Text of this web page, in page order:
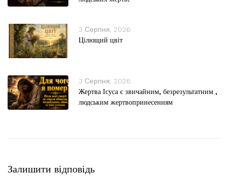
3 Серпня, 2026
Цілющий цвіт
3 Серпня, 2026
Жертва Ісуса є звичайним, безрезультатним ,
людським жертвопринесенням
Залишити відповідь